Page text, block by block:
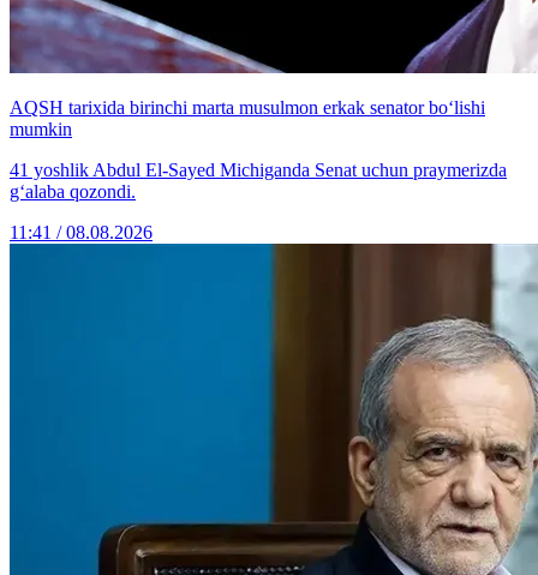
AQSH tarixida birinchi marta musulmon erkak senator bo‘lishi
mumkin
41 yoshlik Abdul El-Sayed Michiganda Senat uchun praymerizda
g‘alaba qozondi.
11:41 / 08.08.2026